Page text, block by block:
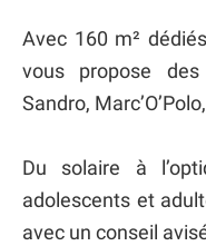
Avec 160 m²
vous propose
Sandro,
Du solaire à
adolescents et
avec un conseil